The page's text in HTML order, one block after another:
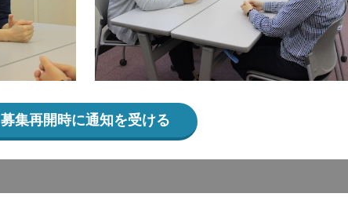
募集再開時に通知を受ける